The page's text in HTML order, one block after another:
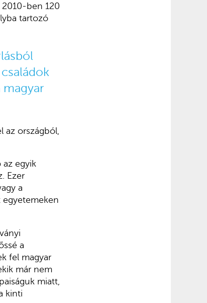
ben 120
tartozó
az országból,
az egyik
Ezer
a
egyetemeken
a
fel magyar
már nem
miatt,
kinti